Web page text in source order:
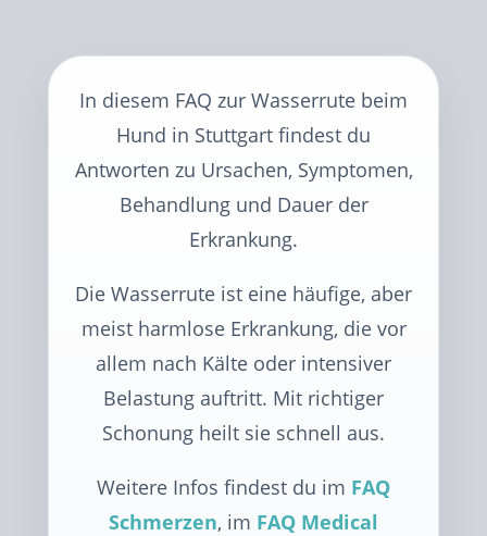
In diesem FAQ zur Wasserrute beim
Hund in Stuttgart findest du
Antworten zu Ursachen, Symptomen,
Behandlung und Dauer der
Erkrankung.
Die Wasserrute ist eine häufige, aber
meist harmlose Erkrankung, die vor
allem nach Kälte oder intensiver
Belastung auftritt. Mit richtiger
Schonung heilt sie schnell aus.
Weitere Infos findest du im FAQ
Schmerzen, im FAQ Medical